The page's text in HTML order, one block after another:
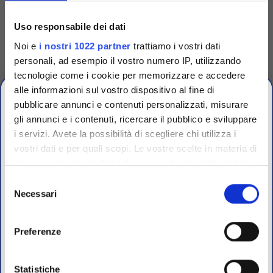
Uso responsabile dei dati
Noi e i nostri 1022 partner trattiamo i vostri dati
personali, ad esempio il vostro numero IP, utilizzando
tecnologie come i cookie per memorizzare e accedere
alle informazioni sul vostro dispositivo al fine di
pubblicare annunci e contenuti personalizzati, misurare
gli annunci e i contenuti, ricercare il pubblico e sviluppare
i servizi. Avete la possibilità di scegliere chi utilizza i
vostri dati e per quali scopi. Le vostre scelte in materia di
privacy sono applicabili solo su questa proprietà digitale
modificare o revocare il proprio consenso in qualsiasi
momento dalla Dichiarazione sui cookie o facendo clic
raccogliere informazioni sulla tua posizione
delNecessari
Preferenze
Statistiche
cartucce dischi
antibiotici
Dispensatore per cartucce con
dischi antibiotici brand
Biomaxima e compatibile
Oxoid.
Accedi Per visualizzare
prezzi e schede tecniche
OFFERTE PROMO
Scopri le migliori offerte del momento su molti dei